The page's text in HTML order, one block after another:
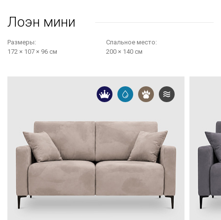
Лоэн мини
Размеры:
172 × 107 × 96 см
Cпальное место:
200 × 140 см